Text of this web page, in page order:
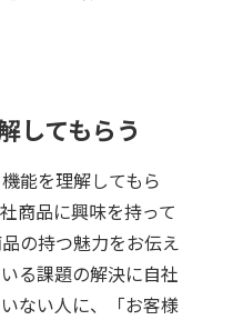
してもらう
能を理解してもら
商品に興味を持って
の持つ魅力をお伝え
る課題の解決に自社
ない人に、「お客様